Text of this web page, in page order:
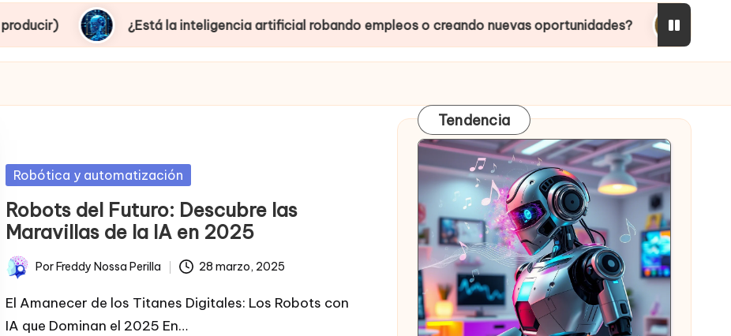
¿Está la inteligencia artificial robando empleos o creando nuevas oportunidades? Inteligencias
Posted
Robótica y automatización
Robots del Futuro: Descubre las
Maravillas de la IA en 2025
Publicado
por
PorFreddy Nossa Perilla 28 marzo, 2025
El Amanecer de los Titanes Digitales: Los Robots con
IA que Dominan el 2025 En…
Tendencia